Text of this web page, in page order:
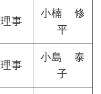
理事
小楠 修
平
理事
小島 泰
子